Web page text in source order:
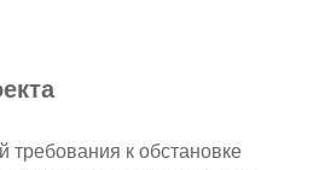
требования к обстановке